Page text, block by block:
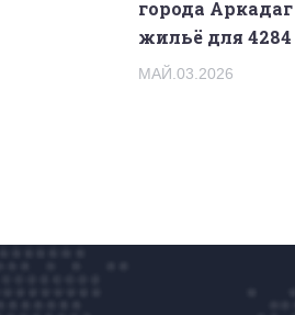
города
жильё для 4284
МАЙ.03.2026